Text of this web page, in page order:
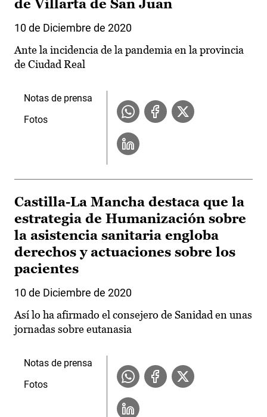
de Villarta de San Juan
10 de Diciembre de 2020
Ante la incidencia de la pandemia en la provincia
de Ciudad Real
Notas de prensa
Fotos
Castilla-La Mancha destaca que la
estrategia de Humanización sobre
la asistencia sanitaria engloba
derechos y actuaciones sobre los
pacientes
10 de Diciembre de 2020
Así lo ha afirmado el consejero de Sanidad en unas
jornadas sobre eutanasia
Notas de prensa
Fotos